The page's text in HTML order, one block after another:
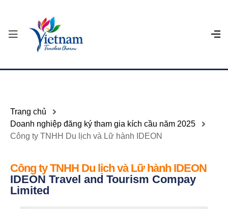
Trang chủ
Doanh nghiệp đăng ký tham gia kích cầu năm 2025
Công ty TNHH Du lịch và Lữ hành IDEON
Công ty TNHH Du lịch và Lữ hành IDEON
IDEON Travel and Tourism Compay
Limited